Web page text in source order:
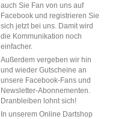
auch Sie Fan von uns auf
Facebook und registrieren Sie
sich jetzt bei uns. Damit wird
die Kommunikation noch
einfacher.
Außerdem vergeben wir hin
und wieder Gutscheine an
unsere Facebook-Fans und
Newsletter-Abonnementen.
Dranbleiben lohnt sich!
In unserem Online Dartshop